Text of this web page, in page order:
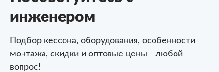
инженером
Подбор кессона, оборудования, особенности
монтажа, скидки и оптовые цены - любой
вопрос!